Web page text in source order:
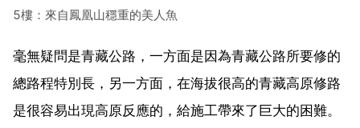
5樓：來自鳳凰山穩重的美人魚
毫無疑問是青藏公路，一方面是因為青藏公路所要修的
總路程特別長，另一方面，在海拔很高的青藏高原修路
是很容易出現高原反應的，給施工帶來了巨大的困難。